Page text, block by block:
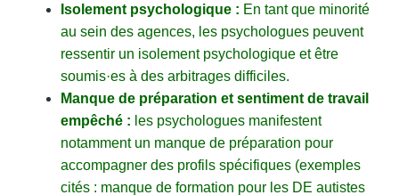
Isolement psychologique : En tant que minorité
au sein des agences, les psychologues peuvent
ressentir un isolement psychologique et être
soumis·es à des arbitrages difficiles.
Manque de préparation et sentiment de travail
empêché : les psychologues manifestent
notamment un manque de préparation pour
accompagner des profils spécifiques (exemples
cités : manque de formation pour les DE autistes